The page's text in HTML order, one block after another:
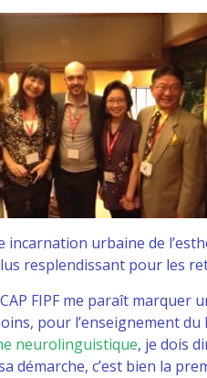
incarnation urbaine de
resplendissant pour les
FIPF me paraît marquer
pour l’enseignement du
neurolinguistique, je dois
démarche, c’est bien la